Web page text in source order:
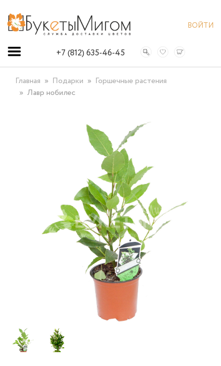
ВОЙТИ
+7 (812) 635-46-45
Главная Подарки
Горшечные растения
Лавр нобилес